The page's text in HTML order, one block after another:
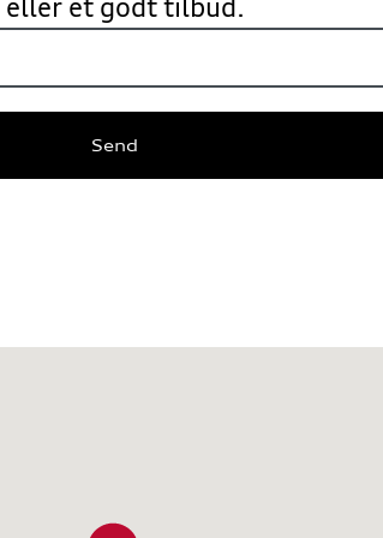
eller et godt tilbud.
Send